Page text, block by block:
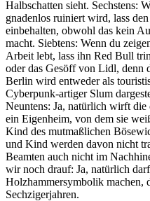
Halbschatten sieht. Sechstens:
gnadenlos ruiniert wird, lass
einbehalten, obwohl das kein
macht. Siebtens: Wenn du
Arbeit lebt, lass ihn Red Bull
oder das Gesöff von Lidl, denn
Berlin wird entweder als
Cyberpunk-artiger Slum
Neuntens: Ja, natürlich wirft
ein Eigenheim, von dem sie
Kind des mutmaßlichen
und Kind werden davon nicht
Beamten auch nicht im
wir noch drauf: Ja, natürlich
Holzhammersymbolik machen,
Sechzigerjahren.